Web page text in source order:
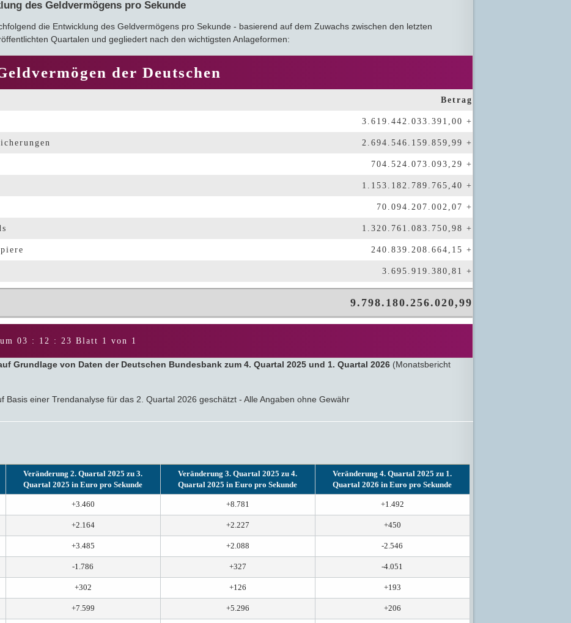
P2P-Kredite
Bausparvertrag
des Geldvermögens pro Sekunde
die Entwicklung des Geldvermögens pro Sekunde - basierend auf dem Zuwachs zwischen den letzten
Quartalen und gegliedert nach den wichtigsten Anlageformen:
der Deutschen
Betrag
3.619.442.038.353,93
2.694.546.163.081,15
704.524.075.137,55
1.153.182.790.743,05
70.094.207.715,95
1.320.761.088.020,95
240.839.209.269,78
3.695.919.379,53
9.798.180.272.567,81
um03 : 12 : 24 Blatt 1 von 1
Grundlage von Daten der Deutschen Bundesbank zum 4. Quartal 2025 und 1. Quartal 2026 (Monatsbericht
Basis einer Trendanalyse für das 2. Quartal 2026 geschätzt - Alle Angaben ohne Gewähr
Veränderung 2. Quartal 2025 zu 3.
Quartal 2025 in Euro pro Sekunde
Veränderung 3. Quartal 2025 zu 4.
Quartal 2025 in Euro pro Sekunde
Veränderung 4. Quartal 2025 zu 1.
Quartal 2026 in Euro pro Sekunde
+3.460 +8.781 +1.492
+2.164 +2.227 +450
+3.485 +2.088 -2.546
-1.786 +327 -4.051
+302 +126 +193
+7.599 +5.296 +206